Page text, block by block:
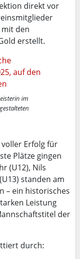
direkt vor
den
erstellt.
im
Erfolg für
Plätze gingen
(U12), Nils
standen am
– ein historisches
Leistung
der
durch: